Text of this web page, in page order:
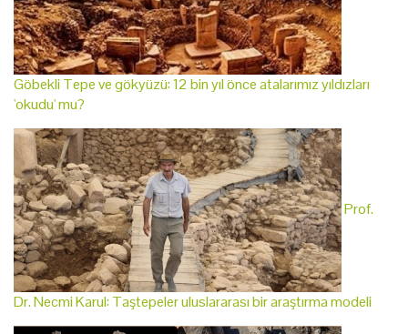
Göbekli Tepe ve gökyüzü: 12 bin yıl önce atalarımız yıldızları
'okudu' mu?
Prof.
Dr. Necmi Karul: Taştepeler uluslararası bir araştırma modeli